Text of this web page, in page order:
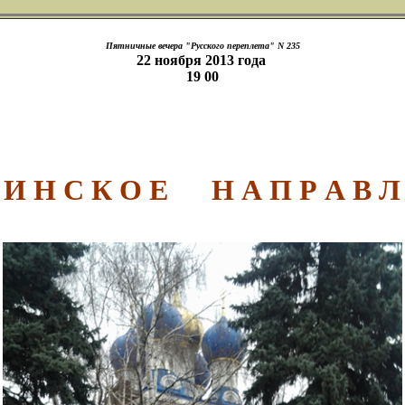
Пятничные вечера "Русского переплета" N 235
22 ноября 2013 года
19 00
И Н С К О Е Н А П Р А В Л